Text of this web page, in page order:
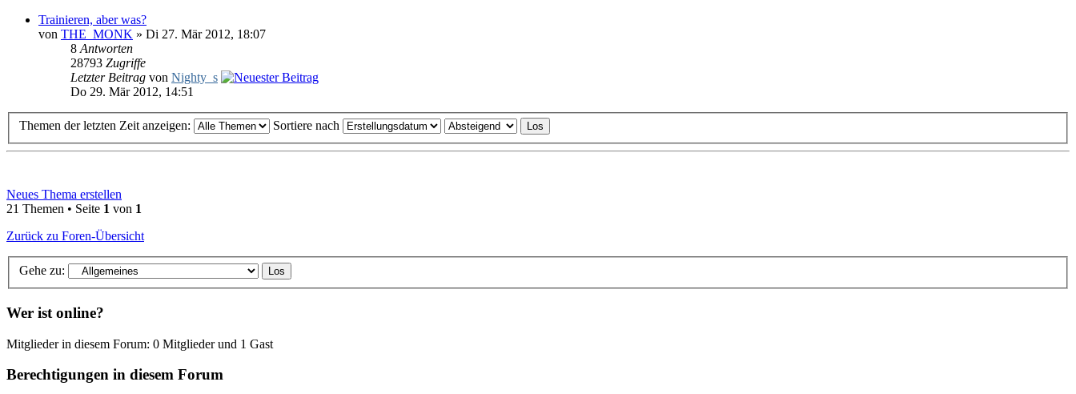
Trainieren, aber was?
von THE_MONK » Di 27. Mär 2012, 18:07
8 Antworten
28793 Zugriffe
Letzter Beitrag von Nighty_s
Do 29. Mär 2012, 14:51
Themen der letzten Zeit anzeigen: Sortiere nach
Neues Thema erstellen
21 Themen • Seite 1 von 1
Zurück zu Foren-Übersicht
Gehe zu:
Wer ist online?
Mitglieder in diesem Forum: 0 Mitglieder und 1 Gast
Berechtigungen in diesem Forum